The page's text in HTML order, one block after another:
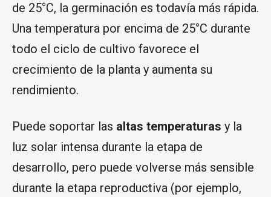
de 25°C, la germinación es todavía más rápida.
Una temperatura por encima de 25°C durante
todo el ciclo de cultivo favorece el
crecimiento de la planta y aumenta su
rendimiento.
Puede soportar las altas temperaturas y la
luz solar intensa durante la etapa de
desarrollo, pero puede volverse más sensible
durante la etapa reproductiva (por ejemplo,